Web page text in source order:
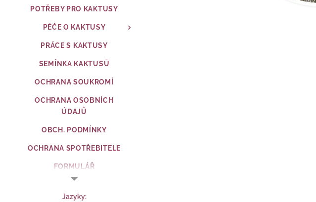
POTŘEBY PRO KAKTUSY
PÉČE O KAKTUSY
PRÁCE S KAKTUSY
SEMÍNKA KAKTUSŮ
OCHRANA SOUKROMÍ
OCHRANA OSOBNÍCH
ÚDAJŮ
OBCH. PODMÍNKY
OCHRANA SPOTŘEBITELE
FORMULÁŘ
Jazyky